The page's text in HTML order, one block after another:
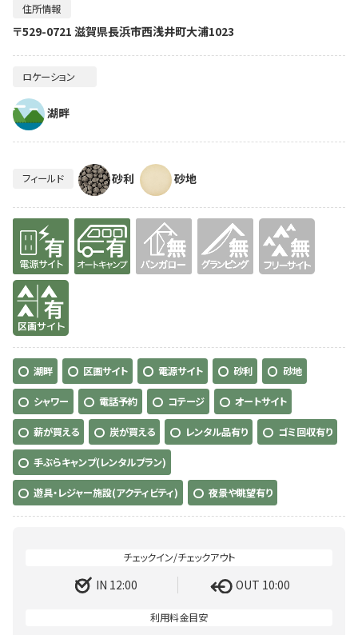
住所情報
〒529-0721 滋賀県長浜市西浅井町大浦1023
ロケーション
湖畔
フィールド 砂利 砂地
有り 有り
有り
湖畔 区画サイト 電源サイト 砂利 砂地
シャワー 電話予約 コテージ オートサイト
薪が買える 炭が買える レンタル品有り ゴミ回収有り
手ぶらキャンプ(レンタルプラン)
遊具・レジャー施設(アクティビティ) 夜景や眺望有り
IN 12:00 OUT 10:00